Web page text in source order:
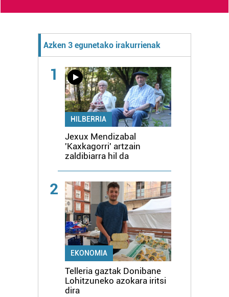
Azken 3 egunetako irakurrienak
1
HILBERRIA
Jexux Mendizabal
'Kaxkagorri' artzain
zaldibiarra hil da
2
EKONOMIA
Telleria gaztak Donibane
Lohitzuneko azokara iritsi
dira